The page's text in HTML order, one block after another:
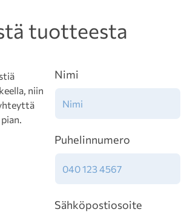
tuotteesta
niin
Nimi
Puhelinnumero
Sähköpostiosoite